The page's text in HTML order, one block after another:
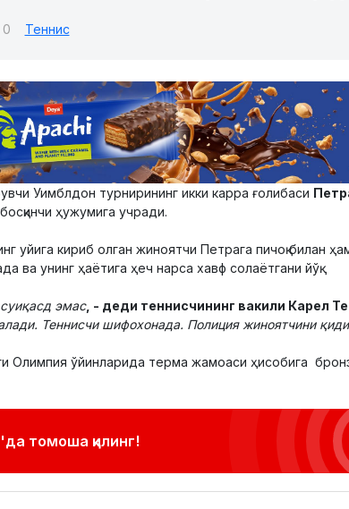
0 Теннис
Уимблдон турнирининг икки карра ғолибаси
ҳужумига учради.
уйига кириб олган жиноятчи Петрага пичоқ билан
ва унинг ҳаётига ҳеч нарса хавф солаётгани йўқ.
эмас, - деди теннисчининг вакили Карел
Теннисчи шифохонада. Полиция жиноятчини
Олимпия ўйинларида терма жамоаси ҳисобига
томоша қилинг!